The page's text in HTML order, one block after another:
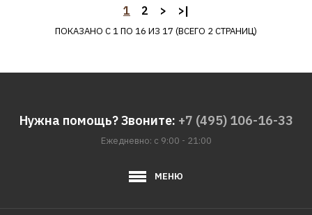
Мясорубка QYRON MG902
24840р.
1 2 > >|
ПОКАЗАНО С 1 ПО 16 ИЗ 17 (ВСЕГО 2 СТРАНИЦ)
Нужна помощь? Звоните: +7 (495) 106-16-33
Ежедневно: с 9:00 - 21:00
МЕНЮ